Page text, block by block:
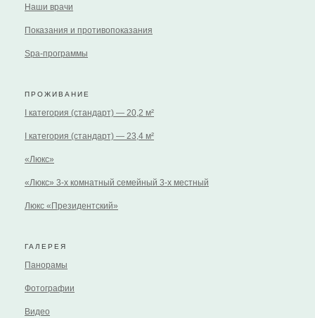
Наши врачи
Показания и противопоказания
Spa-программы
ПРОЖИВАНИЕ
I категория (стандарт) — 20,2 м²
I категория (стандарт) — 23,4 м²
«Люкс»
«Люкс» 3-х комнатный семейный 3-х местный
Люкс «Президентский»
ГАЛЕРЕЯ
Панорамы
Фотографии
Видео